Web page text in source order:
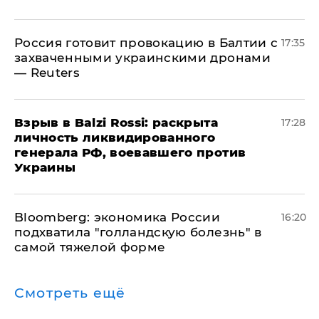
​Россия готовит провокацию в Балтии с
захваченными украинскими дронами
— Reuters
17:35
​Взрыв в Balzi Rossi: раскрыта
личность ликвидированного
генерала РФ, воевавшего против
Украины
17:28
Bloomberg: экономика России
подхватила "голландскую болезнь" в
самой тяжелой форме
16:20
Смотреть ещё